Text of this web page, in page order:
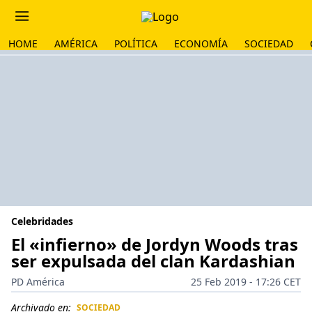
HOME AMÉRICA POLÍTICA ECONOMÍA SOCIEDAD
Celebridades
El «infierno» de Jordyn Woods tras
ser expulsada del clan Kardashian
PD América
25 Feb 2019 - 17:26 CET
Archivado en: SOCIEDAD